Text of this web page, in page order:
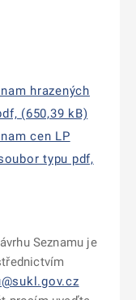
hrazených
(650,39 kB)
cen LP
typu pdf,
Seznamu je